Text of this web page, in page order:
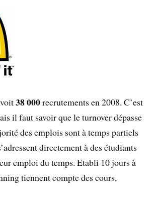
38 000recrutements en 2008. C’est
il faut savoir que le turnover dépasse
des emplois sont à temps partiels
directement à des étudiants
emploi du temps. Etabli 10 jours à
tiennent compte des cours,